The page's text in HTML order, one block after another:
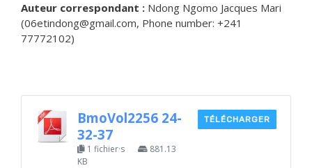
Auteur correspondant : Ndong Ngomo Jacques Mari
(06etindong@gmail.com, Phone number: +241
77772102)
BmoVol2256 24-
32-37
1 fichier·s
881.13
KB
TÉLÉCHARGER